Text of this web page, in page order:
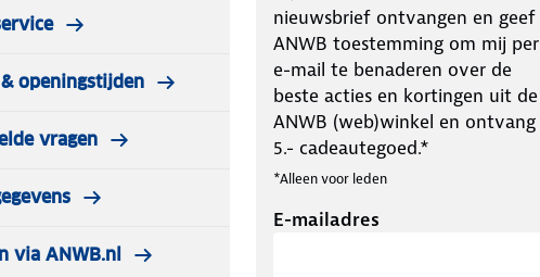
geurtjes
Inhoud van de verpakking Arctic
de verpakking:
openingstijden
vragen
via ANWB.nl
nieuwsbrief ontvangen en geef
ANWB toestemming om mij per
e-mail te benaderen over de
beste acties en kortingen uit de
ANWB (web)winkel en ontvang
5.- cadeautegoed.*
*Alleen voor leden
E-mailadres